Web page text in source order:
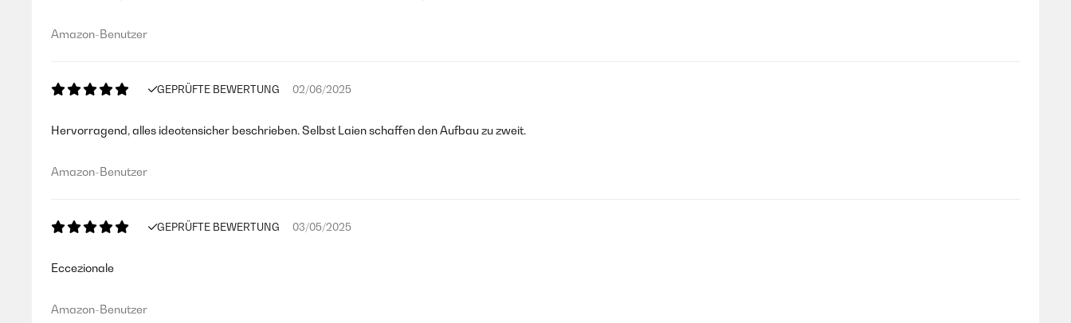
Amazon-Benutzer
GEPRÜFTE BEWERTUNG 02/06/2025
Hervorragend, alles ideotensicher beschrieben. Selbst Laien schaffen den Aufbau zu zweit.
Amazon-Benutzer
GEPRÜFTE BEWERTUNG 03/05/2025
Eccezionale
Amazon-Benutzer